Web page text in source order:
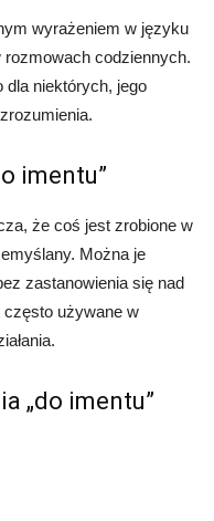
wyrażeniem w języku
codziennych.
niektórych, jego
imentu”
że coś jest zrobione w
Można je
zastanowienia się nad
często używane w
„do imentu”